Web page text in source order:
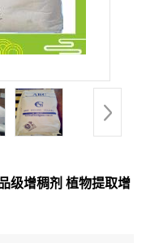
级增稠剂 植物提取增